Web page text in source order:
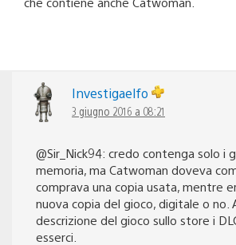
Investigaelfo
3 giugno 2016 a 08:21
@Sir_Nick94: credo contenga solo i
memoria, ma Catwoman doveva
comprava una copia usata, mentre
nuova copia del gioco, digitale o no.
descrizione del gioco sullo store i
esserci.